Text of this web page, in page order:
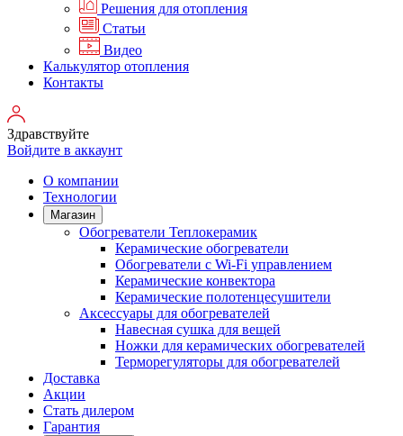
Решения для отопления
Статьи
Видео
Калькулятор отопления
Контакты
Здравствуйте
Войдите в аккаунт
О компании
Технологии
Магазин
Обогреватели Теплокерамик
Керамические обогреватели
Обогреватели с Wi-Fi управлением
Керамические конвектора
Керамические полотенцесушители
Аксессуары для обогревателей
Навесная сушка для вещей
Ножки для керамических обогревателей
Терморегуляторы для обогревателей
Доставка
Акции
Стать дилером
Гарантия